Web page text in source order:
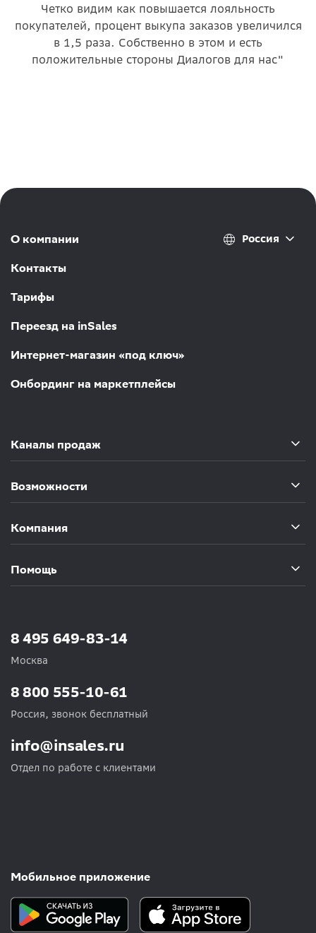
Четко видим как повышается лояльность
покупателей, процент выкупа заказов увеличился
в 1,5 раза. Собственно в этом и есть
положительные стороны Диалогов для нас"
О компании
Контакты
Тарифы
Переезд на inSales
Интернет-магазин «под ключ»
Онбординг на маркетплейсы
Россия
Каналы продаж
Возможности
Компания
Помощь
8 495 649-83-14
Москва
info@insales.ru
Отдел по работе с клиентами
8 800 555-10-61
Россия, звонок бесплатный
Мобильное приложение